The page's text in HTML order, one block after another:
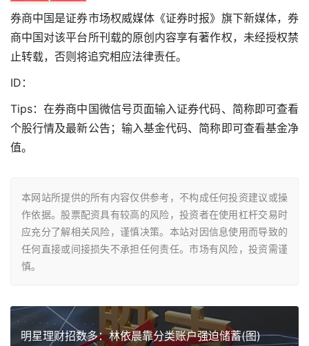
券商中国是证券市场权威媒体《证券时报》旗下新媒体，券
商中国对该平台所刊载的原创内容享有著作权，未经授权禁
止转载，否则将追究相应法律责任。
ID：
Tips：在券商中国微信号页面输入证券代码、简称即可查看
个股行情及最新公告；输入基金代码、简称即可查看基金净
值。
本网站所提供的所有内容仅供参考，不构成任何投资建议或操
作依据。股票配资具有较高的风险，投资者在使用杠杆交易时
应充分了解相关风险，谨慎决策。本站对因信息使用而导致的
任何直接或间接损失不承担任何责任。市场有风险，投资需谨
慎。
明星理财招数多：林依晨靠分类账户强迫储蓄(图)